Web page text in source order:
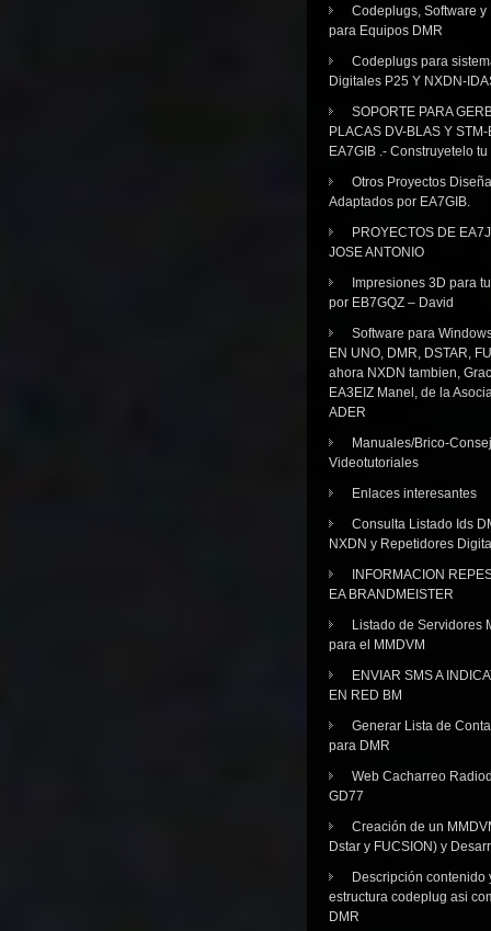
Codeplugs, Software y
para Equipos DMR
Codeplugs para
Digitales P25 Y NXDN-
SOPORTE PARA
PLACAS DV-BLAS Y
EA7GIB .- Construyetelo
Otros Proyectos
Adaptados por EA7GIB.
PROYECTOS DE
JOSE ANTONIO
Impresiones 3D para
por EB7GQZ – David
Software para
EN UNO, DMR, DSTAR,
ahora NXDN tambien,
EA3EIZ Manel, de la
ADER
Manuales/Brico-
Videotutoriales
Enlaces interesantes
Consulta Listado Ids
NXDN y Repetidores
INFORMACION
EA BRANDMEISTER
Listado de Servidores
para el MMDVM
ENVIAR SMS A
EN RED BM
Generar Lista de
para DMR
Web Cacharreo
GD77
Creación de un
Dstar y FUCSION) y
Descripción contenido
estructura codeplug asi
DMR